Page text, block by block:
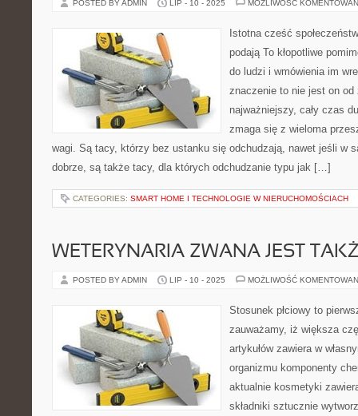
POSTED BY ADMIN LIP - 10 - 2025 MOŻLIWOŚĆ
Istotna cześć
podają To kłopotliwe
do ludzi i wmówienia im
znaczenie to nie jest on od
najważniejszy, cały czas
zmaga się z wieloma
wagi. Są tacy, którzy bez ustanku się odchudzają, nawet jeśli w
dobrze, są także tacy, dla których odchudzanie typu jak […]
CATEGORIES: SMART HOME I TECHNOLOGIE W NIERUCHOMOŚCIACH
WETERYNARIA ZWANA JEST
POSTED BY ADMIN LIP - 10 - 2025 MOŻLIWOŚĆ
Stosunek płciowy to
zauważamy, iż większa
artykułów zawiera w
organizmu komponenty
aktualnie kosmetyki
składniki sztucznie